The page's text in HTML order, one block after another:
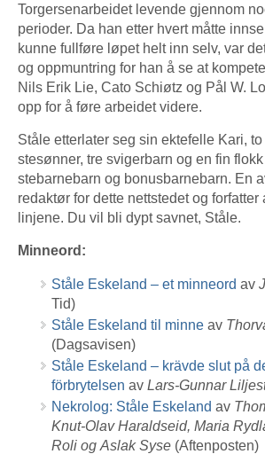
Torgersenarbeidet levende gjennom
perioder. Da han etter hvert måtte
kunne fullføre løpet helt inn selv, var
og oppmuntring for han å se at
Nils Erik Lie, Cato Schiøtz og Pål W.
opp for å føre arbeidet videre.
Ståle etterlater seg sin ektefelle Kari,
stesønner, tre svigerbarn og en fin
stebarnebarn og bonusbarnebarn. En
redaktør for dette nettstedet og forfatter
linjene. Du vil bli dypt savnet, Ståle.
Minneord:
Ståle Eskeland – et minneord av
Tid)
Ståle Eskeland til minne av
(Dagsavisen)
Ståle Eskeland – krävde slut på
förbrytelsen av Lars-Gunnar
Nekrolog: Ståle Eskeland av
Knut-Olav Haraldseid, Maria
Roli og Aslak Syse (Aftenposten)